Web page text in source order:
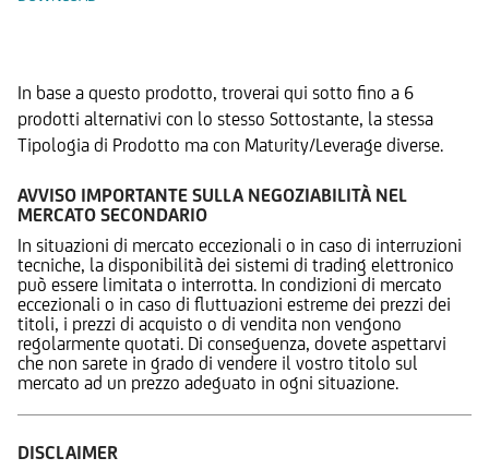
In base a questo prodotto, troverai qui sotto fino a 6
prodotti alternativi con lo stesso Sottostante, la stessa
Tipologia di Prodotto ma con Maturity/Leverage diverse.
AVVISO IMPORTANTE SULLA NEGOZIABILITÀ NEL
MERCATO SECONDARIO
In situazioni di mercato eccezionali o in caso di interruzioni
tecniche, la disponibilità dei sistemi di trading elettronico
può essere limitata o interrotta. In condizioni di mercato
eccezionali o in caso di fluttuazioni estreme dei prezzi dei
titoli, i prezzi di acquisto o di vendita non vengono
regolarmente quotati. Di conseguenza, dovete aspettarvi
che non sarete in grado di vendere il vostro titolo sul
mercato ad un prezzo adeguato in ogni situazione.
DISCLAIMER